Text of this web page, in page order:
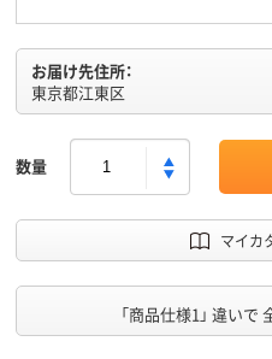
お届け先住所：
東京都江東区
数量
マイカ
「商品仕様1」 違いで